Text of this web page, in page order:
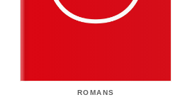
ROMANS